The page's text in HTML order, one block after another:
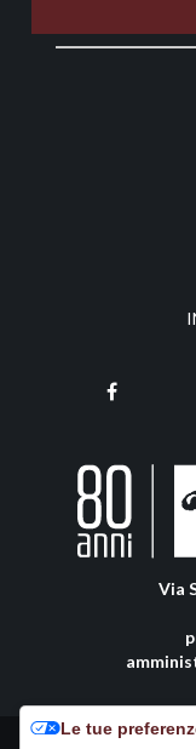
Via
Riproduzione e diritti
Le tue